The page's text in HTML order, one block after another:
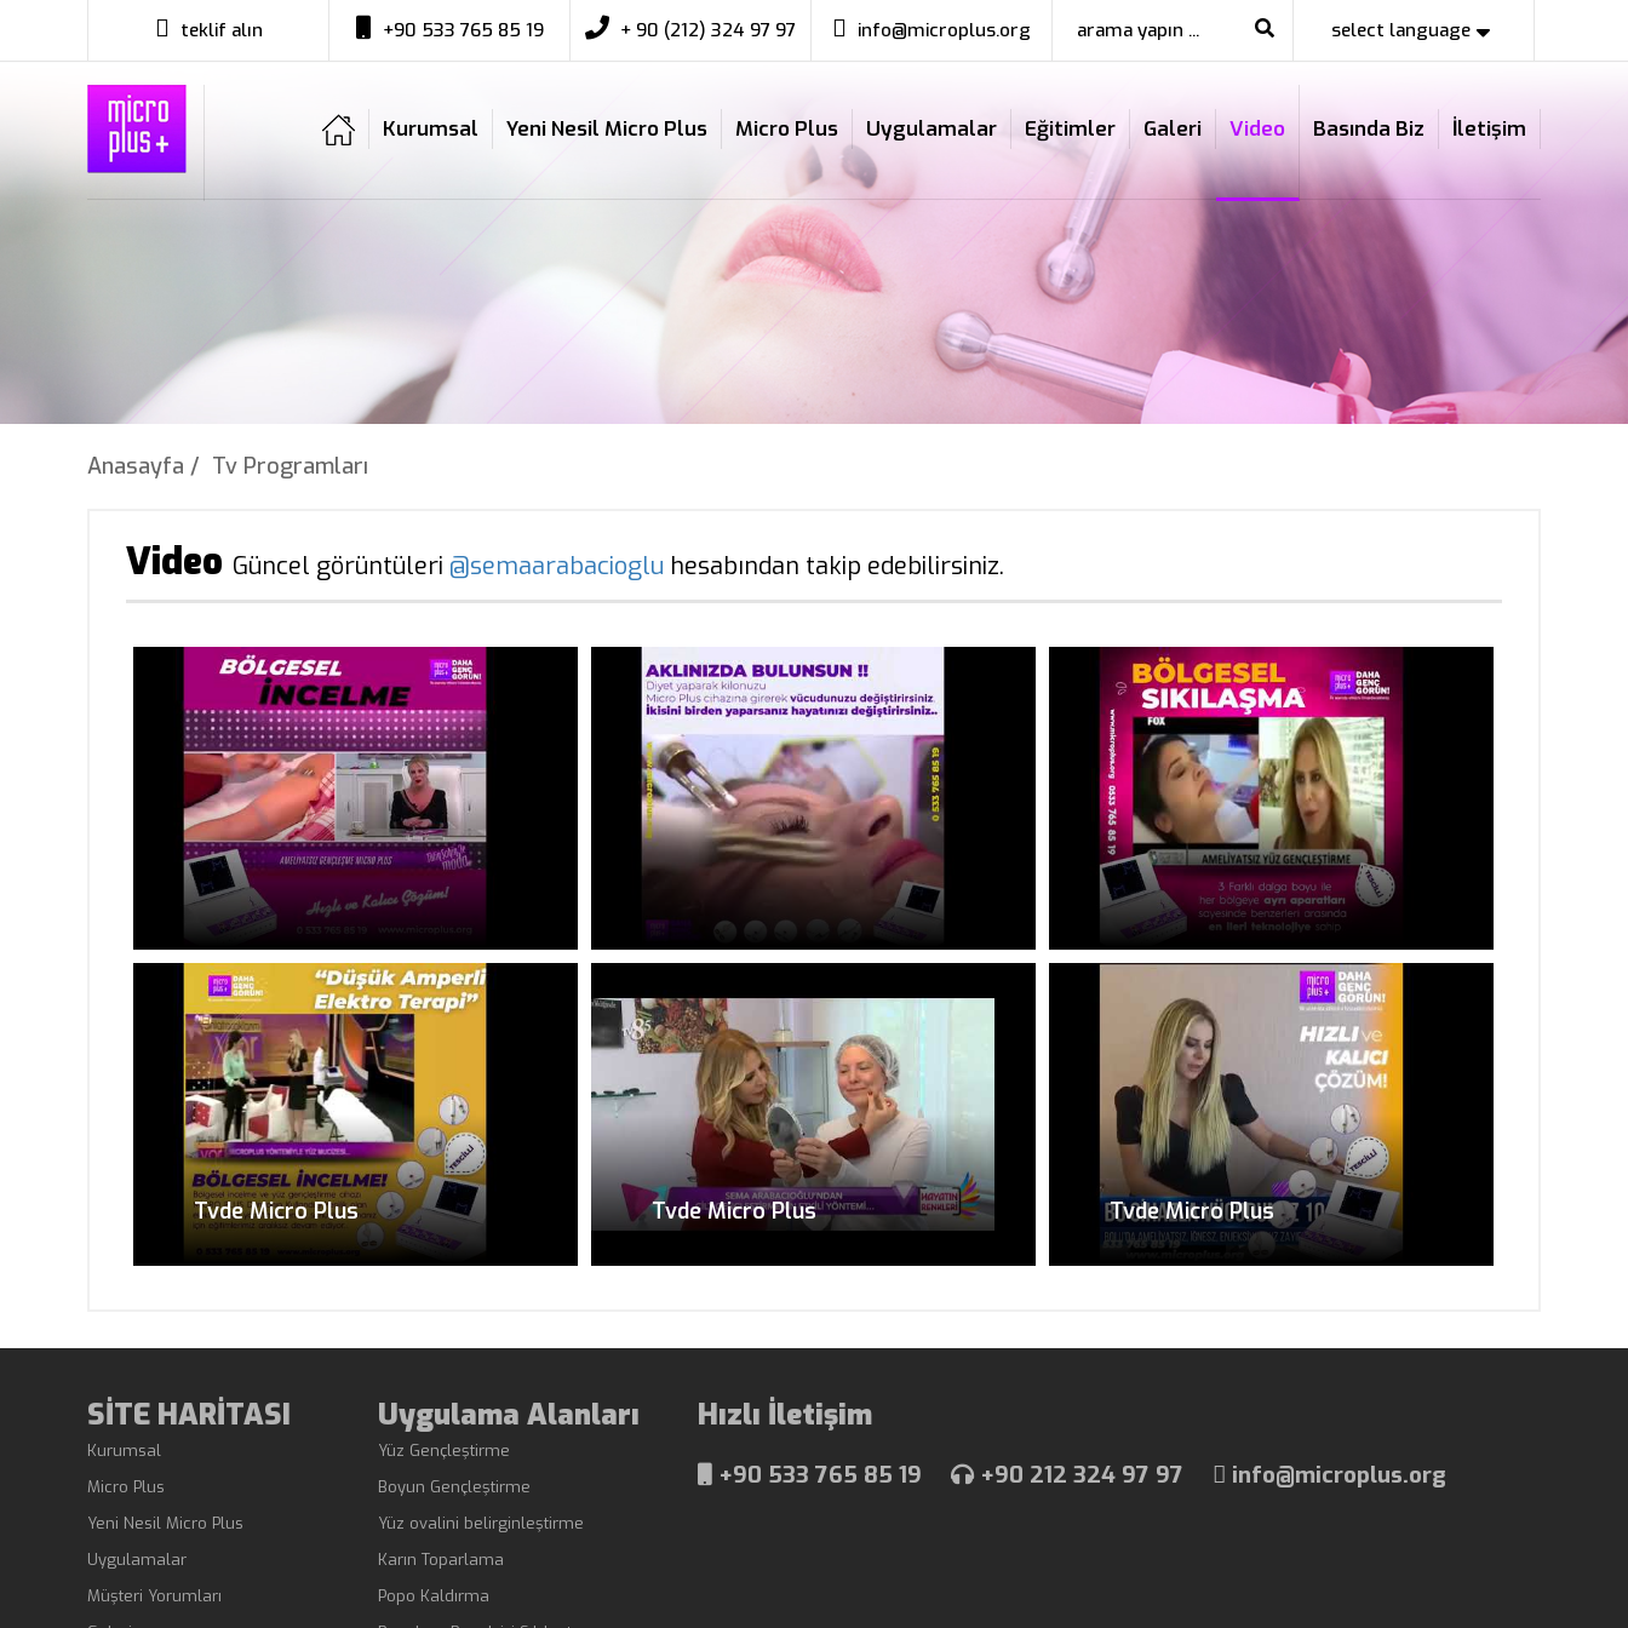
teklif alın +90 533 765 85 19 + 90 (212) 324 97 97 info@microplus.org select language
İletişim
Basında Biz
Video
Galeri
Eğitimler
Uygulamalar
Micro Plus
Yeni Nesil Micro Plus
Kurumsal
Anasayfa / Tv Programları
Video Güncel görüntüleri @semaarabacioglu hesabından takip edebilirsiniz.
Tvde Micro Plus Tvde Micro Plus Tvde Micro Plus
SİTE HARİTASI
Kurumsal
Micro Plus
Yeni Nesil Micro Plus
Uygulamalar
Müşteri Yorumları
Uygulama Alanları
Yüz Gençleştirme
Boyun Gençleştirme
Yüz ovalini belirginleştirme
Karın Toparlama
Popo Kaldırma
Hızlı İletişim
+90 533 765 85 19 +90 212 324 97 97 info@microplus.org